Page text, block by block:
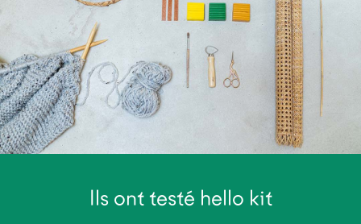
Ils ont testé hello kit